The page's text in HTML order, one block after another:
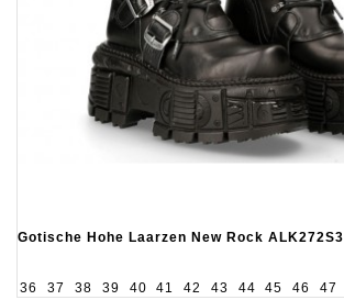
Gotische Hohe Laarzen New Rock ALK272S3
36 37 38 39 40 41 42 43 44 45 46 47